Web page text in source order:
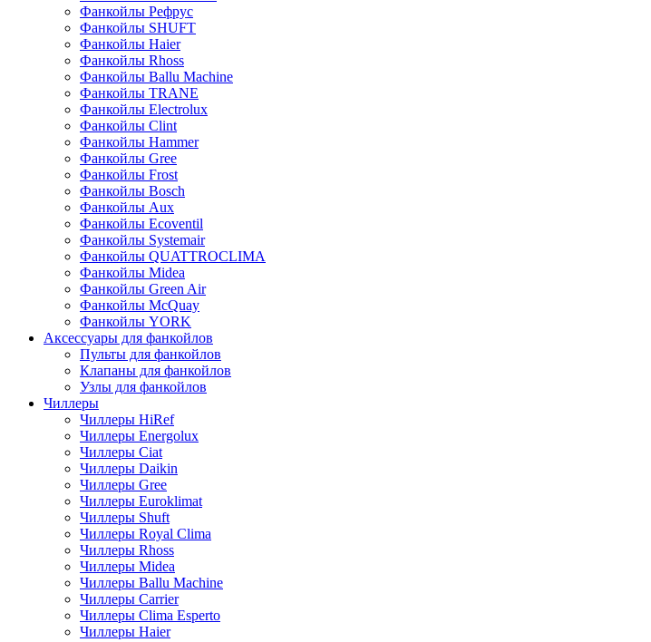
Фанкойлы Рефрус
Фанкойлы SHUFT
Фанкойлы Haier
Фанкойлы Rhoss
Фанкойлы Ballu Machine
Фанкойлы TRANE
Фанкойлы Electrolux
Фанкойлы Clint
Фанкойлы Hammer
Фанкойлы Gree
Фанкойлы Frost
Фанкойлы Bosch
Фанкойлы Aux
Фанкойлы Ecoventil
Фанкойлы Systemair
Фанкойлы QUATTROCLIMA
Фанкойлы Midea
Фанкойлы Green Air
Фанкойлы McQuay
Фанкойлы YORK
Аксессуары для фанкойлов
Пульты для фанкойлов
Клапаны для фанкойлов
Узлы для фанкойлов
Чиллеры
Чиллеры HiRef
Чиллеры Energolux
Чиллеры Ciat
Чиллеры Daikin
Чиллеры Gree
Чиллеры Euroklimat
Чиллеры Shuft
Чиллеры Royal Clima
Чиллеры Rhoss
Чиллеры Midea
Чиллеры Ballu Machine
Чиллеры Carrier
Чиллеры Clima Esperto
Чиллеры Haier